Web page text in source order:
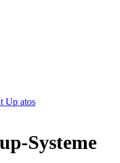
Up atos
Systeme